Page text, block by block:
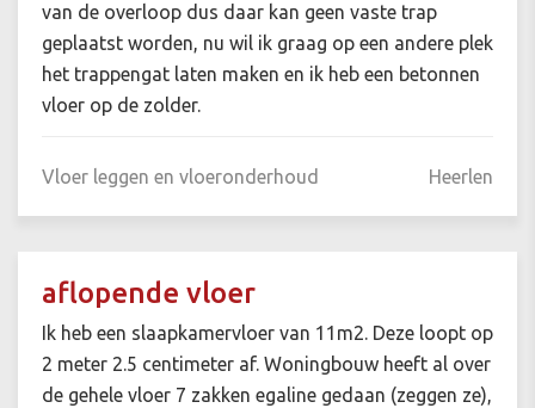
van de overloop dus daar kan geen vaste trap
geplaatst worden, nu wil ik graag op een andere plek
het trappengat laten maken en ik heb een betonnen
vloer op de zolder.
Vloer leggen en vloeronderhoud Heerlen
aflopende vloer
Ik heb een slaapkamervloer van 11m2. Deze loopt op
2 meter 2.5 centimeter af. Woningbouw heeft al over
de gehele vloer 7 zakken egaline gedaan (zeggen ze),